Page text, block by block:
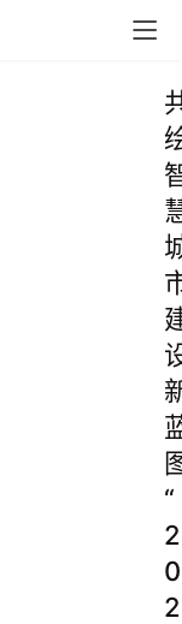
“
2
0
2